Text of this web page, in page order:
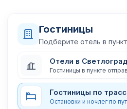
Гостиницы
Подберите отель в
Отели в
Гостиницы в пункте
Гостиницы по
Остановки и ночлег по